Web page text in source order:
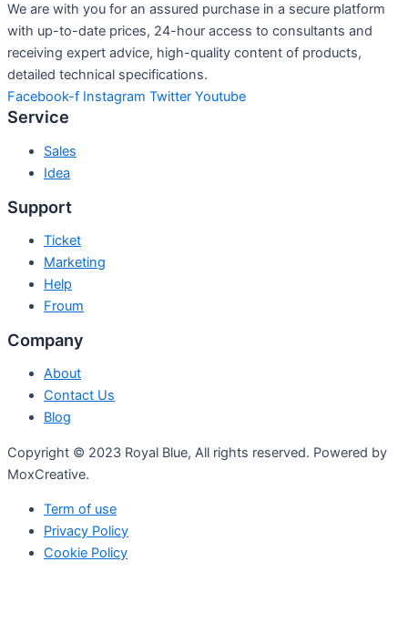
We are with you for an assured purchase in a secure platform
with up-to-date prices, 24-hour access to consultants and
receiving expert advice, high-quality content of products,
detailed technical specifications.
Facebook-f Instagram Twitter Youtube
Service
Sales
Idea
Support
Ticket
Marketing
Help
Froum
Company
About
Contact Us
Blog
Copyright © 2023 Royal Blue, All rights reserved. Powered by
MoxCreative.
Term of use
Privacy Policy
Cookie Policy